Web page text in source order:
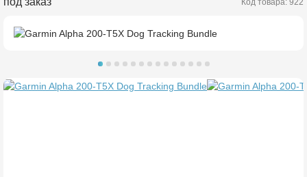
Код товара: 922